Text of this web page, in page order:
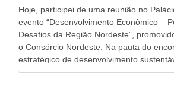
Hoje, participei de uma reunião no
evento “Desenvolvimento Econômico –
Desafios da Região Nordeste”,
o Consórcio Nordeste. Na pauta do
estratégico de desenvolvimento
desafios para a elaboração de políticas